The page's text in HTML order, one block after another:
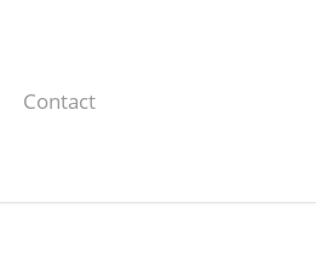
Contact